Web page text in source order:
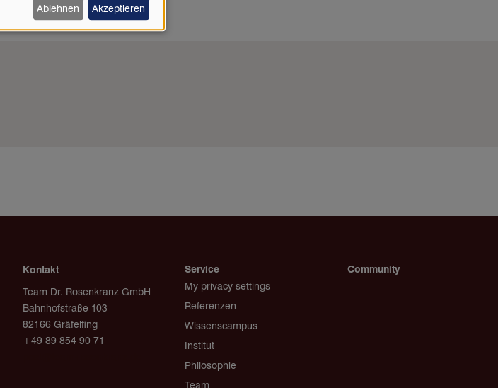
Kontakt
Team Dr. Rosenkranz GmbH
Bahnhofstraße 103
82166 Gräfelfing
+49 89 854 90 71
Service
My privacy settings
Referenzen
Wissenscampus
Institut
Philosophie
Team
Community
Ablehnen Akzeptieren